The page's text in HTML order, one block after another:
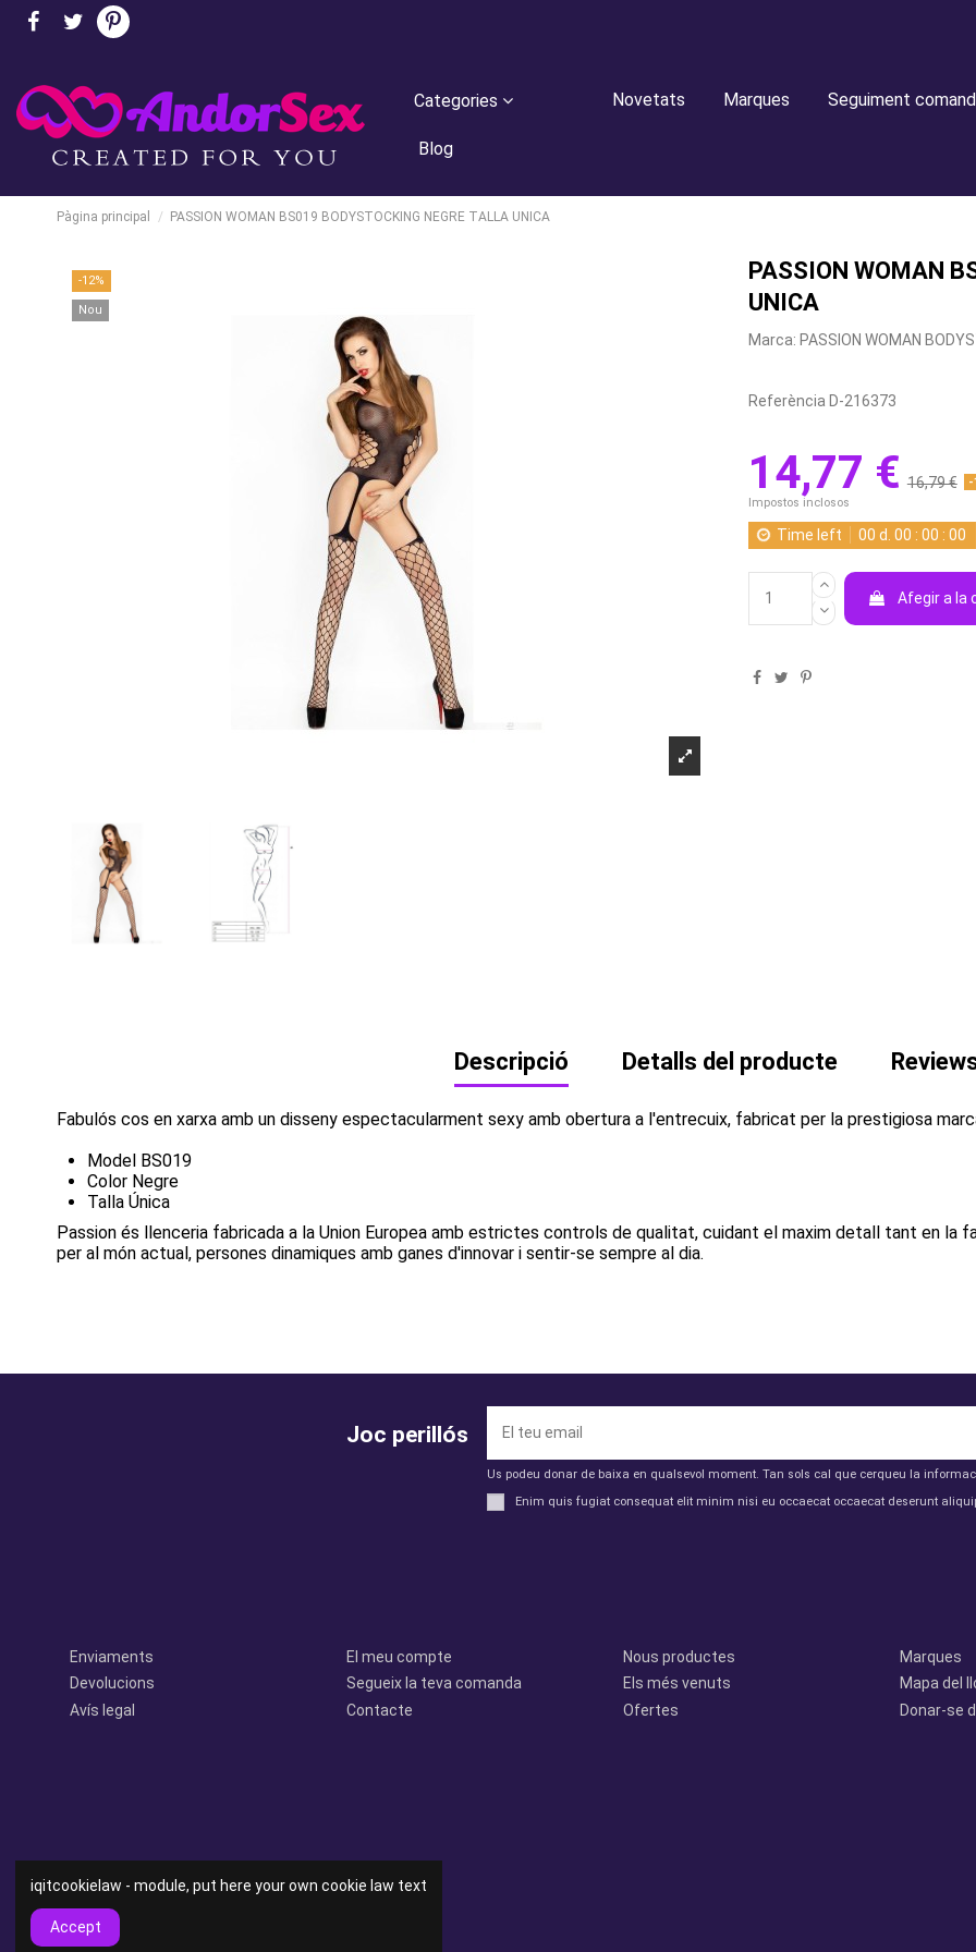
Categories Novetats Marques Seguiment
Blog
Pàgina principal PASSION WOMAN BS019 BODYSTOCKING NEGRE TALLA UNICA
-12%
Nou
PASSION WOMAN
UNICA
Marca: PASSION WOMAN
Referència D-216373
14,77 € 16,79 €
-
Impostos inclosos
Time left 00 d. 00 :00 :00
Afegir a la
Descripció Detalls del producte
Fabulós cos en xarxa amb un disseny espectacularment sexy amb obertura a l'entrecuix, fabricat per la prestigiosa
Model BS019
Color Negre
Talla Única
Passion és llenceria fabricada a la Union Europea amb estrictes controls de qualitat, cuidant el maxim detall tant en la
per al món actual, persones dinamiques amb ganes d'innovar i sentir-se sempre al dia.
Joc perillós
Us podeu donar de baixa en qualsevol moment. Tan sols cal que cerqueu la
Enim quis fugiat consequat elit minim nisi eu occaecat occaecat deserunt
Enviaments
Devolucions
Avís legal
El meu compte
Segueix la teva comanda
Contacte
Nous productes
Els més venuts
Ofertes
Marques
Mapa del
Donar-se
iqitcookielaw - module, put here your own cookie law text
Accept